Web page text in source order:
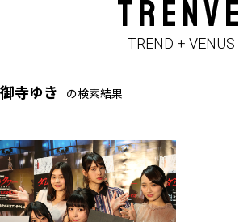
TRENVE
TREND + VENUS
御寺ゆき の検索結果